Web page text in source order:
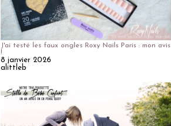
J'ai testé les faux ongles Roxy Nails Paris : mon avis
!
8 janvier 2026
alittleb